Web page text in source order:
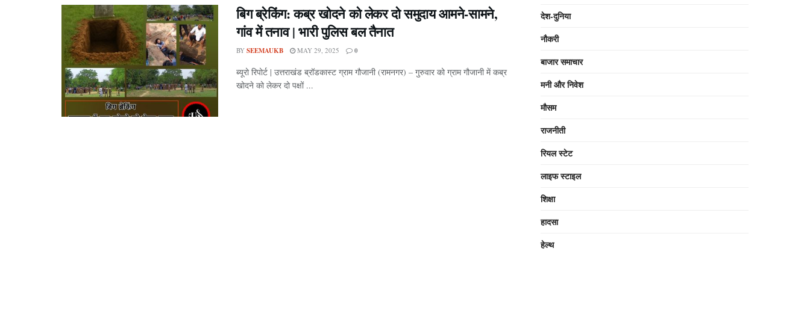
बिग ब्रेकिंग: कब्र खोदने को लेकर दो समुदाय आमने-सामने,
गांव में तनाव | भारी पुलिस बल तैनात
BY SEEMAUKB MAY 29, 2025 0
ब्यूरो रिपोर्ट | उत्तराखंड ब्रॉडकास्ट ग्राम गौजानी (रामनगर) – गुरुवार को ग्राम गौजानी में कब्र
खोदने को लेकर दो पक्षों ...
देश-दुनिया
नौकरी
बाजार समाचार
मनी और निवेश
मौसम
राजनीती
रियल स्टेट
लाइफ स्टाइल
शिक्षा
हादसा
हेल्थ